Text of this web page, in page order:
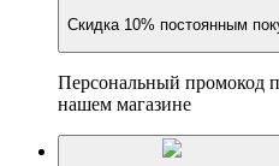
Скидка 10% постоянным
Персональный промокод
нашем магазине